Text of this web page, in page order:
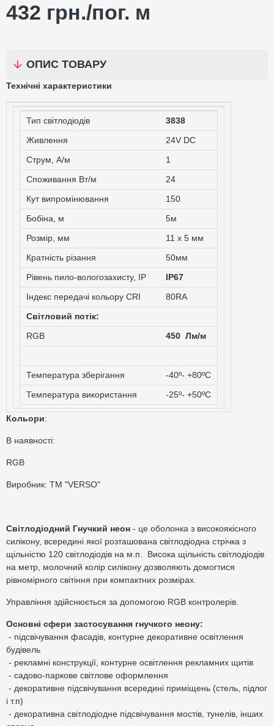
432 грн./пог. м
ОПИС ТОВАРУ
Технічні характеристики
Тип світлодіодів
3838
Живлення
24V DC
Струм, A/м
1
Споживання Вт/м
24
Кут випромінювання
150
Бобіна, м
5м
Розмір, мм
11 х 5 мм
Кратність різання
50мм
Рівень пило-вологозахисту, IP
IP67
Індекс передачі кольору CRI
80RA
Світловий потік:
RGB
450 Лм/м
Температура зберігання
-40º- +80ºС
Температура використання
-25º- +50ºС
Кольори:
В наявності:
RGB
Виробник: TM "VERSO"
Світлодіодний Гнучкий неон - це оболонка з високоякісного
силікону, всередині якої розташована світлодіодна стрічка з
щільністю 120 світлодіодів на м.п. Висока щільність світлодіодів
на метр, молочний колір силікону дозволяють домогтися
рівномірного світіння при компактних розмірах.
Управління здійснюється за допомогою RGB контролерів.
Основні сфери застосування гнучкого неону:
- підсвічування фасадів, контурне декоративне освітлення
будівель
- рекламні конструкції, контурне освітлення рекламних щитів
- садово-паркове світлове оформлення
- декоративне підсвічування всередині приміщень (стель, підлог
і т.п)
- декоративна світлодіодне підсвічування мостів, тунелів, інших